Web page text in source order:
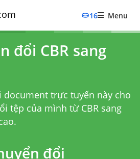
16 Menu
đổi CBR sang
document trực tuyến này cho
tệp của mình từ CBR sang
đổi